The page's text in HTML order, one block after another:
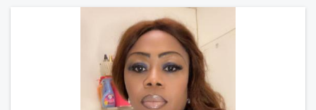
dehors des sentiers battus me raviraient. Je
m'engage à répondre à votre message. Au plaisir de